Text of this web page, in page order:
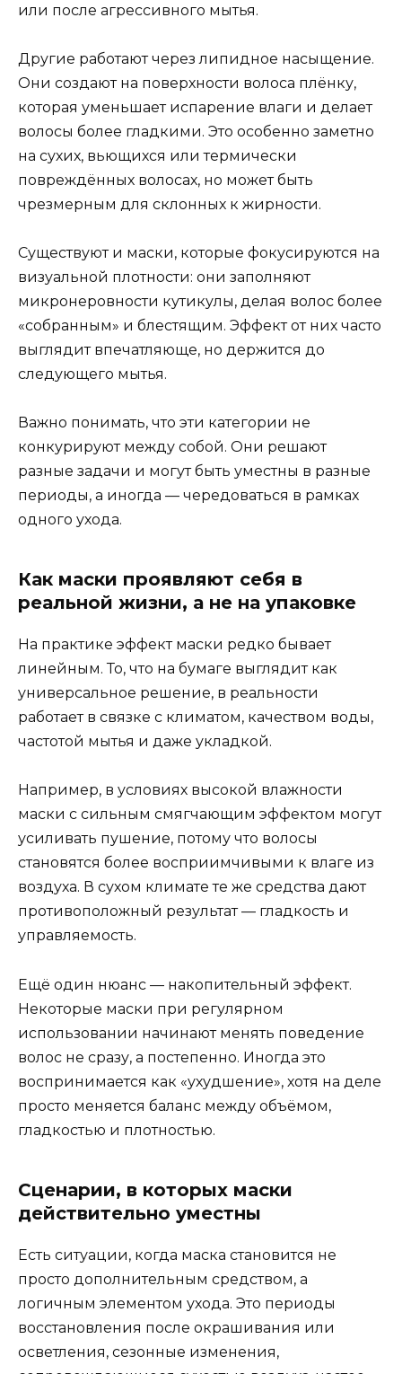
или после агрессивного мытья.
Другие работают через липидное насыщение.
Они создают на поверхности волоса плёнку,
которая уменьшает испарение влаги и делает
волосы более гладкими. Это особенно заметно
на сухих, вьющихся или термически
повреждённых волосах, но может быть
чрезмерным для склонных к жирности.
Существуют и маски, которые фокусируются на
визуальной плотности: они заполняют
микронеровности кутикулы, делая волос более
«собранным» и блестящим. Эффект от них часто
выглядит впечатляюще, но держится до
следующего мытья.
Важно понимать, что эти категории не
конкурируют между собой. Они решают
разные задачи и могут быть уместны в разные
периоды, а иногда — чередоваться в рамках
одного ухода.
Как маски проявляют себя в
реальной жизни, а не на упаковке
На практике эффект маски редко бывает
линейным. То, что на бумаге выглядит как
универсальное решение, в реальности
работает в связке с климатом, качеством воды,
частотой мытья и даже укладкой.
Например, в условиях высокой влажности
маски с сильным смягчающим эффектом могут
усиливать пушение, потому что волосы
становятся более восприимчивыми к влаге из
воздуха. В сухом климате те же средства дают
противоположный результат — гладкость и
управляемость.
Ещё один нюанс — накопительный эффект.
Некоторые маски при регулярном
использовании начинают менять поведение
волос не сразу, а постепенно. Иногда это
воспринимается как «ухудшение», хотя на деле
просто меняется баланс между объёмом,
гладкостью и плотностью.
Сценарии, в которых маски
действительно уместны
Есть ситуации, когда маска становится не
просто дополнительным средством, а
логичным элементом ухода. Это периоды
восстановления после окрашивания или
осветления, сезонные изменения,